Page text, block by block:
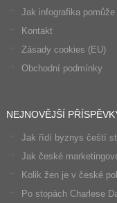
Jak infografika
Kontakt
Zásady cookies (EU)
Obchodní podmínky
NEJNOVĚJŠÍ
Jak řídí byznys čeští
Jak české
Kolik žen je v české
Po stopách Charlese